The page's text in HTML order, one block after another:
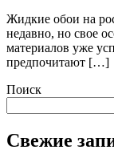
Жидкие обои на
недавно, но свое
материалов уже
предпочитают […]
Поиск
Свежие